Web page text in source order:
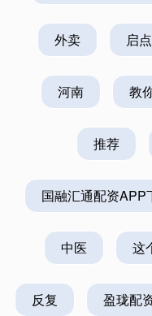
外卖 启
河南 教
推荐
国融汇通配资APP
中医 这
反复 盈珑配